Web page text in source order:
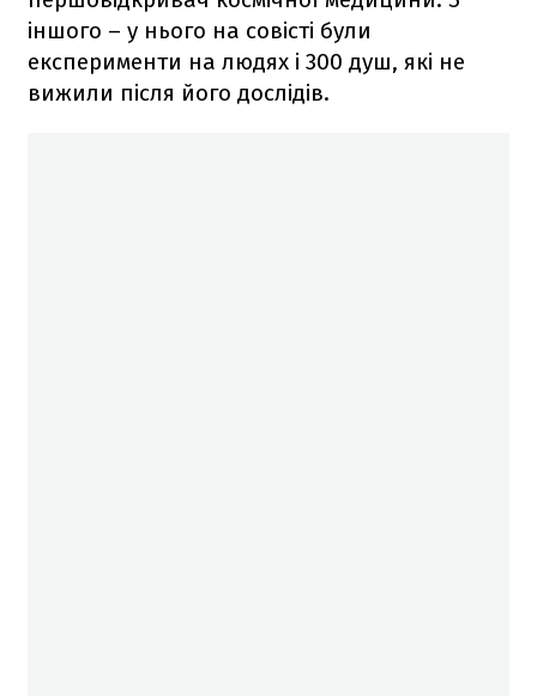
іншого – у нього на совісті були
експерименти на людях і 300 душ, які не
вижили після його дослідів.